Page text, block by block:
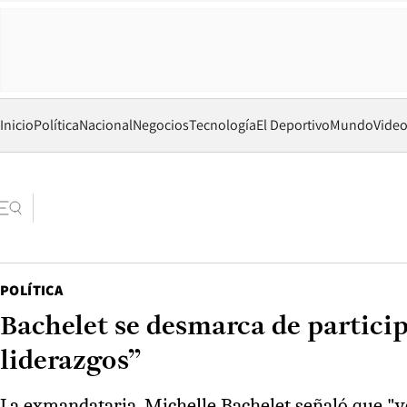
InicioPolíticaNacionalNegociosTecnologíaEl DeportivoMundo
POLÍTICA
Bachelet se desmarca de
liderazgos”